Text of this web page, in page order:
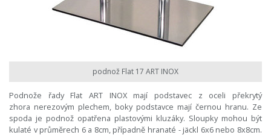
podnož Flat 17 ART INOX
Podnože řady Flat ART INOX mají podstavec z oceli překrytý
zhora nerezovým plechem, boky podstavce mají černou hranu. Ze
spoda je podnož opatřena plastovými kluzáky. Sloupky mohou být
kulaté v průměrech 6 a 8cm, případně hranaté - jäckl 6x6 nebo 8x8cm.